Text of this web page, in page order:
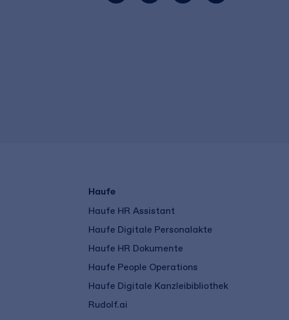
Haufe
Haufe HR Assistant
Haufe Digitale Personalakte
Haufe HR Dokumente
Haufe People Operations
Haufe Digitale Kanzleibibliothek
Rudolf.ai